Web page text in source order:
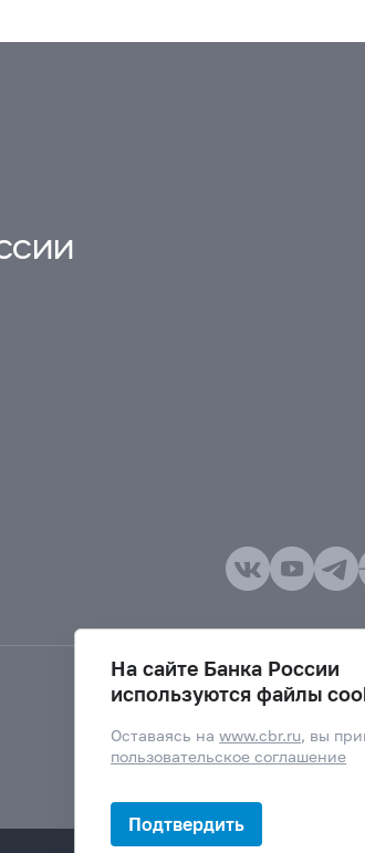
На сайте Банка России
используются файлы
Оставаясь наwww.cbr.ru, вы
пользовательское соглашение
Подтвердить